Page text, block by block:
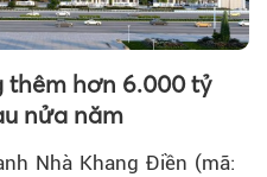
thêm hơn 6.000 tỷ
nửa năm
Nhà Khang Điền (mã: